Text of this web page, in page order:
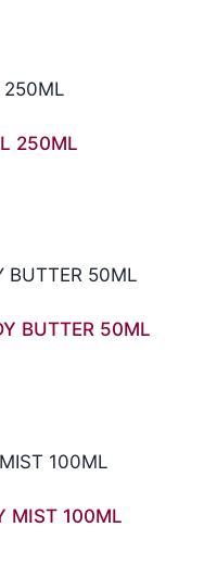
250ML
BUTTER 50ML
MIST 100ML